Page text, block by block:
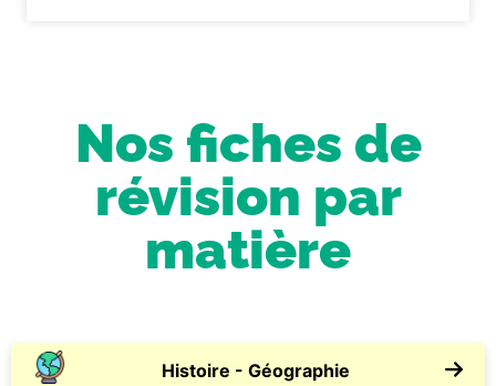
Nos fiches de
révision par
matière
Histoire - Géographie